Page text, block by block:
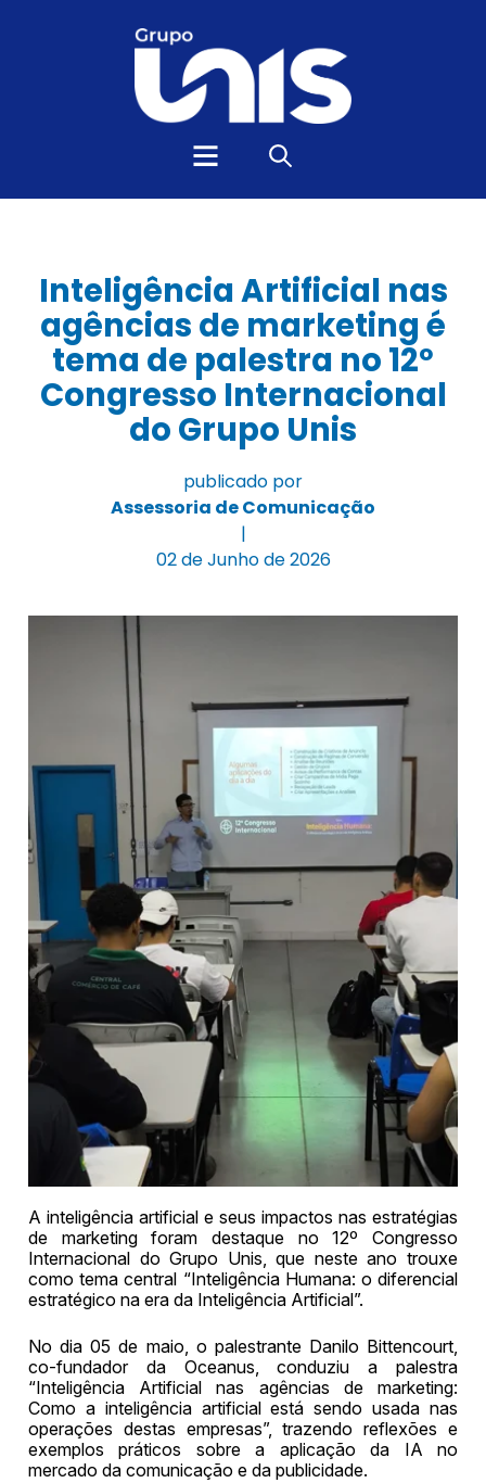
Inteligência Artificial nas
agências de marketing é
tema de palestra no 12º
Congresso Internacional
do Grupo Unis
publicado por
Assessoria de Comunicação
|
02 de Junho de 2026
A inteligência artificial e seus impactos nas estratégias
de marketing foram destaque no 12º Congresso
Internacional do Grupo Unis, que neste ano trouxe
como tema central “Inteligência Humana: o diferencial
estratégico na era da Inteligência Artificial”.
No dia 05 de maio, o palestrante Danilo Bittencourt,
co-fundador da Oceanus, conduziu a palestra
“Inteligência Artificial nas agências de marketing:
Como a inteligência artificial está sendo usada nas
operações destas empresas”, trazendo reflexões e
exemplos práticos sobre a aplicação da IA no
mercado da comunicação e da publicidade.